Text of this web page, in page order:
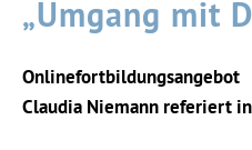
„Umgang mit
Claudia Niemann referiert